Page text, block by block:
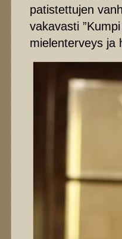
patistettujen
vakavasti
mielenterveys ja